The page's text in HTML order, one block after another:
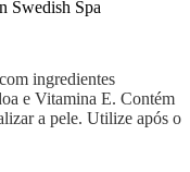
ingredientes
e Vitamina E. Contém
a pele. Utilize após o